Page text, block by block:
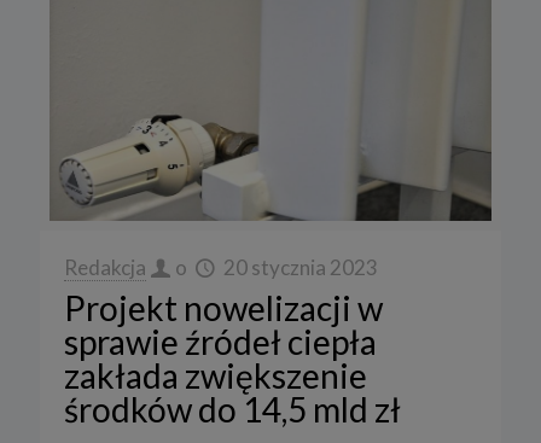
Redakcja o 20 stycznia 2023
Projekt nowelizacji w
sprawie źródeł ciepła
zakłada zwiększenie
środków do 14,5 mld zł